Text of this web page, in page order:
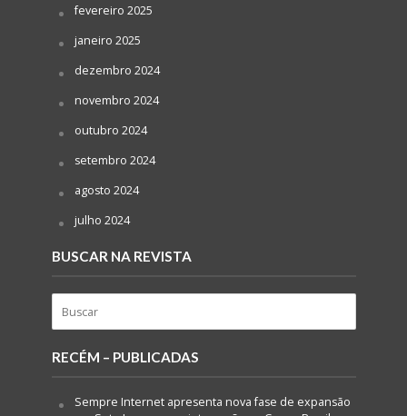
fevereiro 2025
janeiro 2025
dezembro 2024
novembro 2024
outubro 2024
setembro 2024
agosto 2024
julho 2024
BUSCAR NA REVISTA
RECÉM – PUBLICADAS
Sempre Internet apresenta nova fase de expansão